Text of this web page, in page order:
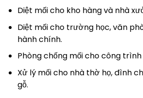
Diệt mối cho kho hàng và nhà
Diệt mối cho trường học, văn
hành chính.
Phòng chống mối cho công
Xử lý mối cho nhà thờ họ, đình
gỗ.